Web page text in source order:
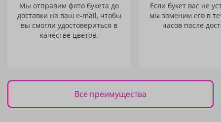
Мы отправим фото букета до
доставки на ваш e-mail, чтобы
вы смогли удостовериться в
качестве цветов.
Если букет вас не
мы заменим его в
часов после
Все преимущества